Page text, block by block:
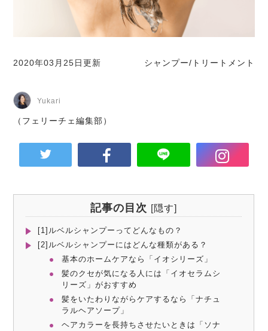
2020年03月25日更新 シャンプー/トリートメント
Yukari
（フェリーチェ編集部）
記事の目次 [隠す]
[1]ルベルシャンプーってどんなもの？
[2]ルベルシャンプーにはどんな種類がある？
基本のホームケアなら「イオシリーズ」
髪のクセが気になる人には「イオセラムシ
リーズ」がおすすめ
髪をいたわりながらケアするなら「ナチュ
ラルヘアソープ」
ヘアカラーを長持ちさせたいときは「ソナ